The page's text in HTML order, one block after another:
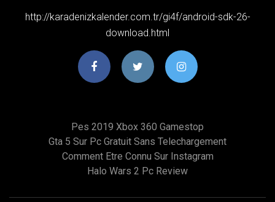
http://karadenizkalender.com.tr/gi4f/android-sdk-26-
download.html
Pes 2019 Xbox 360 Gamestop
Gta 5 Sur Pc Gratuit Sans Telechargement
Comment Etre Connu Sur Instagram
Halo Wars 2 Pc Review